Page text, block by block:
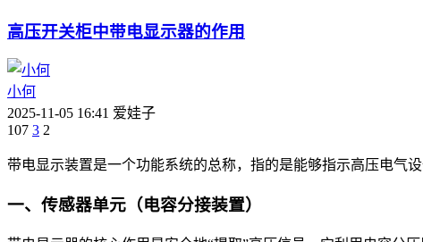
高压开关柜中带电显示器的作用
小何
2025-11-05 16:41 爱娃子
107 3 2
带电显示装置是一个功能系统的总称，指的是能够指示高压电气
一、传感器单元（电容分接装置）